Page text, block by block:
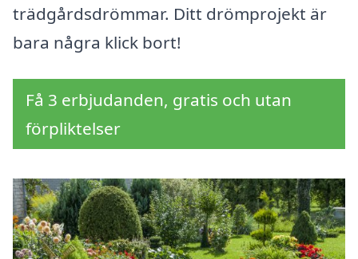
trädgårdsdrömmar. Ditt drömprojekt är
bara några klick bort!
Få 3 erbjudanden, gratis och utan
förpliktelser